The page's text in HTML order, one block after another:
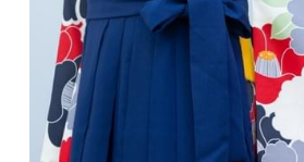
お宮参り・産着
七五三ヘアスタイル
黒留袖カタログ
色留袖カタログ
二尺袖・卒業袴カタログ
着付け教室
アクセス/お問合せ
公式LINE追加